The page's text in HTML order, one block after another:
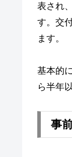
表され
す。交
ます。
基本的
ら半年
事